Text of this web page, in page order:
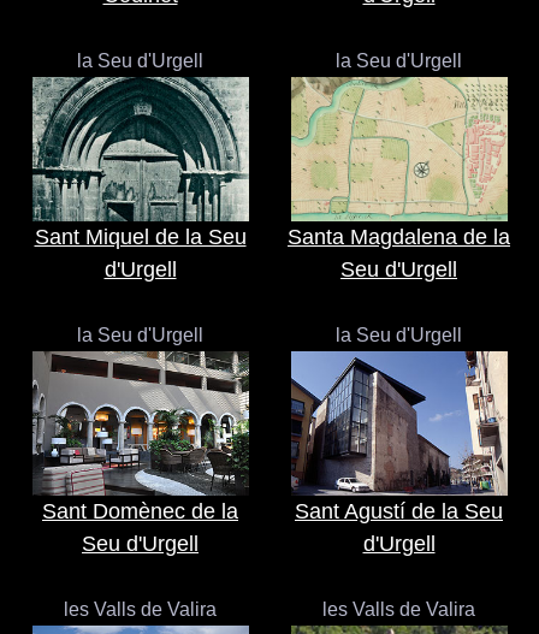
la Seu d'Urgell
Sant Miquel de la Seu
d'Urgell
la Seu d'Urgell
Santa Magdalena de la
Seu d'Urgell
la Seu d'Urgell
Sant Domènec de la
Seu d'Urgell
la Seu d'Urgell
Sant Agustí de la Seu
d'Urgell
les Valls de Valira les Valls de Valira